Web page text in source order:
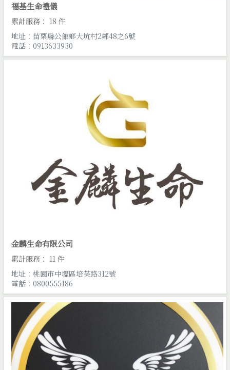
福基生命禮儀
累計服務： 18 件
地址：苗栗縣公館鄉大坑村2鄰48之6號
電話：0913633930
金麟生命有限公司
累計服務： 11 件
地址：桃園市中壢區培英路312號
電話：0800555186